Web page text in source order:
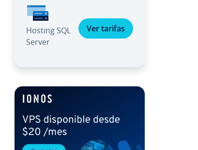
Hosting SQL
Server
Ver tarifas